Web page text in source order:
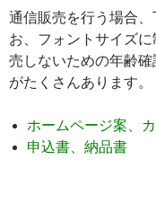
通信販売を行う場合
お、フォントサイズ
売しないための年齢
がたくさんあります。
ホームページ案、
申込書、納品書